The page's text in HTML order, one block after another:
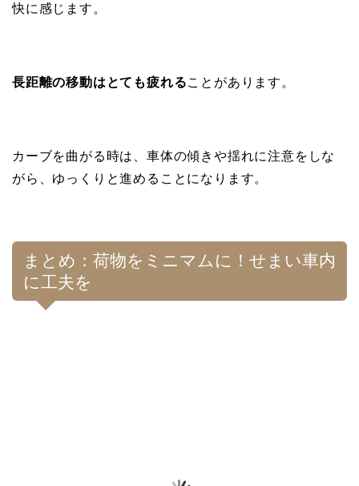
快に感じます。
長距離の移動はとても疲れることがあります。
カーブを曲がる時は、車体の傾きや揺れに注意をしな
がら、ゆっくりと進めることになります。
まとめ：荷物をミニマムに！せまい車内
に工夫を